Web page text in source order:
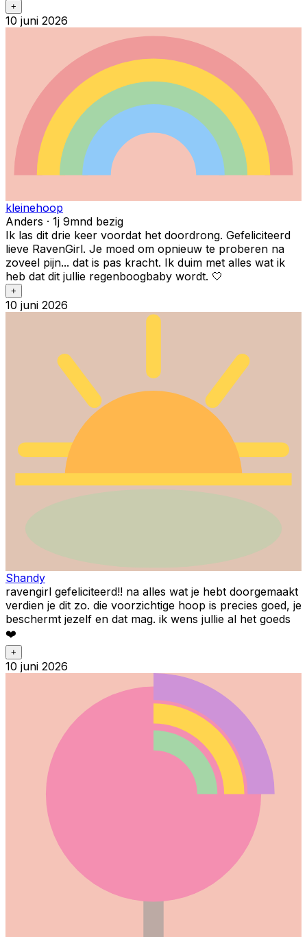
+
10 juni 2026
kleinehoop
Anders · 1j 9mnd bezig
Ik las dit drie keer voordat het doordrong. Gefeliciteerd
lieve RavenGirl. Je moed om opnieuw te proberen na
zoveel pijn... dat is pas kracht. Ik duim met alles wat ik
heb dat dit jullie regenboogbaby wordt. 🤍
+
10 juni 2026
Shandy
ravengirl gefeliciteerd!! na alles wat je hebt doorgemaakt
verdien je dit zo. die voorzichtige hoop is precies goed, je
beschermt jezelf en dat mag. ik wens jullie al het goeds
❤️
+
10 juni 2026